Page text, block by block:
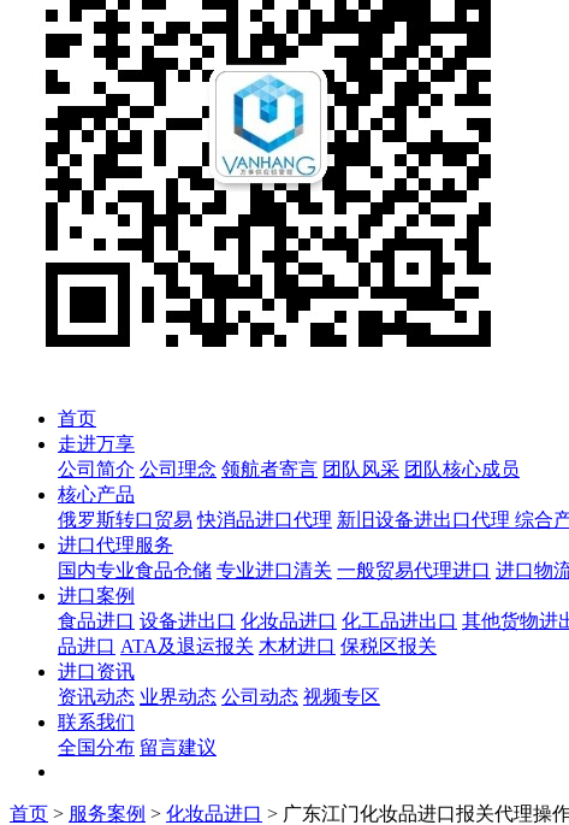
首页
走进万享
公司简介 公司理念 领航者寄言 团队风采 团队核心成员
核心产品
俄罗斯转口贸易 快消品进口代理 新旧设备进出口代理 综合
进口代理服务
国内专业食品仓储 专业进口清关 一般贸易代理进口 进口物
进口案例
食品进口 设备进出口 化妆品进口 化工品进出口 其他货物进
品进口 ATA及退运报关 木材进口 保税区报关
进口资讯
资讯动态 业界动态 公司动态 视频专区
联系我们
全国分布 留言建议
首页 > 服务案例 > 化妆品进口 > 广东江门化妆品进口报关代理操